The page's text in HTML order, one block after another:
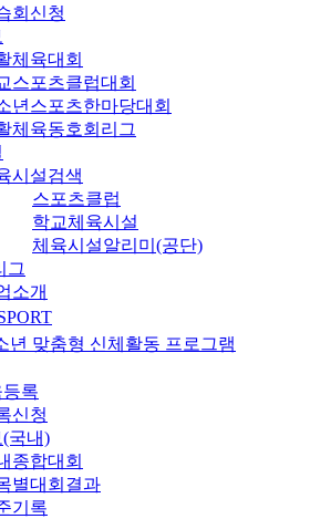
회신청
체육대회
스포츠클럽대회
년스포츠한마당대회
체육동호회리그
시설검색
스포츠클럽
학교체육시설
체육시설알리미(공단)
그
소개
년 맞춤형 신체활동 프로그램
록
신청
국내)
종합대회
별대회결과
기록